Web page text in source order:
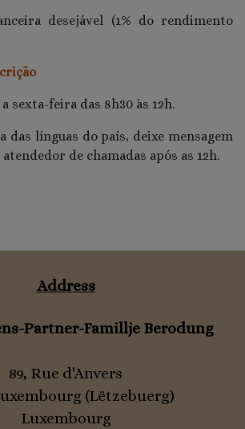
desejável (1% do rendimento
sexta-feira das 8h30 às 12h.
das línguas do país, deixe mensagem
de chamadas após as 12h.
Address
Partner-Famillje Berodung
89, Rue d'Anvers
(Lëtzebuerg)
Luxembourg